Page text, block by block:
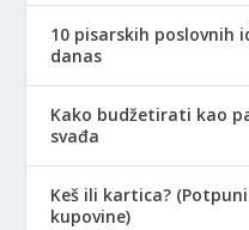
10 pisarskih poslovnih
danas
Kako budžetirati kao
svađa
Keš ili kartica?
kupovine)